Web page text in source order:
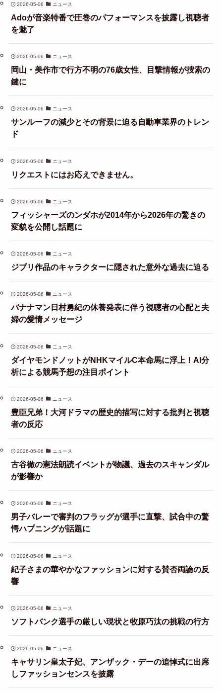
2026-05-06 ニュース
Adoが音楽特番で圧巻のパフォーマンスを披露し視聴者
を魅了
2026-05-06 ニュース
岡山・美作市で行方不明の76歳女性、目撃情報が捜索の
鍵に
2026-05-06 ニュース
サンルーフの減少とその背景に迫る自動車業界のトレン
ド
2026-05-06 ニュース
リクエストにはお応えできません。
2026-05-06 ニュース
フィッシャーズのンダホが2014年から2026年の驚きの
変貌を公開し話題に
2026-05-06 ニュース
ジブリ作品のキャラクターに隠された意外な過去に迫る
2026-05-06 ニュース
バナナマン日村勇紀の休養発表に伴う視聴者の心配と夫
婦の愛情メッセージ
2026-05-06 ニュース
ダイヤモンドノットがNHKマイルC本命馬に浮上！AI分
析による競馬予想の注目ポイント
2026-05-06 ニュース
豊臣兄弟！大河ドラマの歴史的描写に対する批判と視聴
者の反応
2026-05-06 ニュース
古谷徹の憲法朗読イベントが物議、過去のスキャンダル
が影響か
2026-05-06 ニュース
男子バレーで審判のフラッグが選手に直撃、試合中の驚
愕ハプニングが話題に
2026-05-06 ニュース
紀子さまの華やかなファッションに対する賛否両論の反
響
2026-05-06 ニュース
ソフトバンク選手の厳しい現状と牧原巧汰の挑戦の行方
2026-05-06 ニュース
キャサリン皇太子妃、アンザック・デーの追悼式に出席
しファッションセンスを披露